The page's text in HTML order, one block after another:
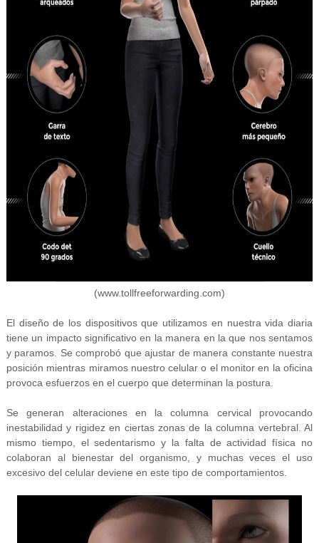
(www.tollfreeforwarding.com)
El diseño de los dispositivos que utilizamos en nuestra vida diaria
tiene un impacto significativo en la manera en la que nos sentamos
y paramos. Se comprobó que ajustar de manera constante nuestra
posición mientras miramos nuestro celular o el monitor en la oficina
provoca esfuerzos en el cuerpo que determinan la postura.
Se generan alteraciones en la columna cervical provocando
inestabilidad y rigidez en ciertas zonas de la columna vertebral. Al
mismo tiempo, el sedentarismo y la falta de actividad física no
colaboran al bienestar del organismo, y muchas veces el uso
excesivo del celular deviene en este tipo de comportamientos.